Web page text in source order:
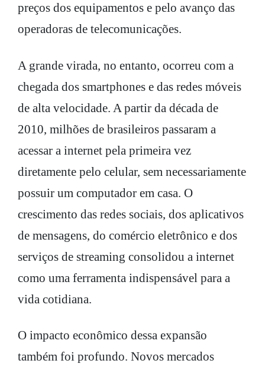
preços dos equipamentos e pelo avanço das
operadoras de telecomunicações.
A grande virada, no entanto, ocorreu com a
chegada dos smartphones e das redes móveis
de alta velocidade. A partir da década de
2010, milhões de brasileiros passaram a
acessar a internet pela primeira vez
diretamente pelo celular, sem necessariamente
possuir um computador em casa. O
crescimento das redes sociais, dos aplicativos
de mensagens, do comércio eletrônico e dos
serviços de streaming consolidou a internet
como uma ferramenta indispensável para a
vida cotidiana.
O impacto econômico dessa expansão
também foi profundo. Novos mercados